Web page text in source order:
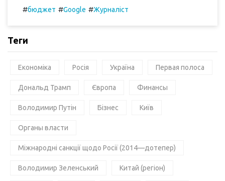
#бюджет #Google #Журналіст
Теги
Економіка Росія Україна Первая полоса
Дональд Трамп Європа Финансы
Володимир Путін Бізнес Київ
Органы власти
Міжнародні санкції щодо Росії (2014—дотепер)
Володимир Зеленський Китай (регіон)